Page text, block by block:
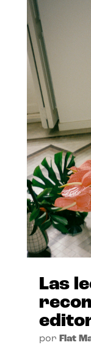
Las
por Flat